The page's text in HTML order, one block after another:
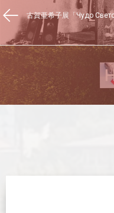
古賀亜希子展「Чудо